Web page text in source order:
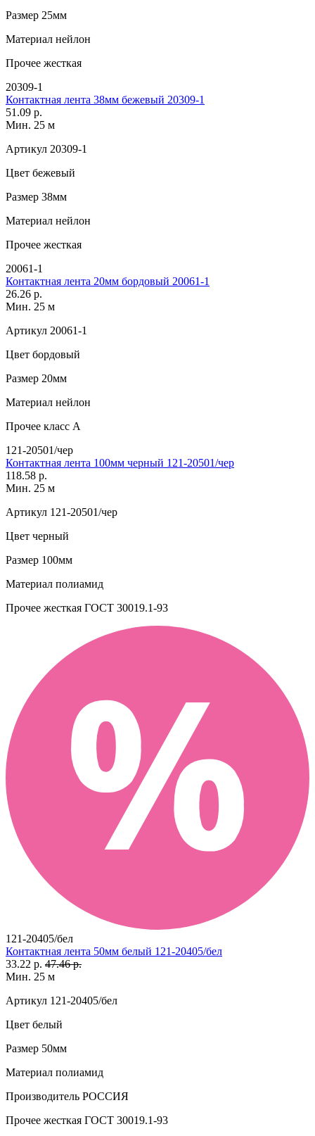
Размер 25мм
Материал нейлон
Прочее жесткая
20309-1
Контактная лента 38мм бежевый 20309-1
51.09 р.
Мин. 25 м
Артикул 20309-1
Цвет бежевый
Размер 38мм
Материал нейлон
Прочее жесткая
20061-1
Контактная лента 20мм бордовый 20061-1
26.26 р.
Мин. 25 м
Артикул 20061-1
Цвет бордовый
Размер 20мм
Материал нейлон
Прочее класс А
121-20501/чер
Контактная лента 100мм черный 121-20501/чер
118.58 р.
Мин. 25 м
Артикул 121-20501/чер
Цвет черный
Размер 100мм
Материал полиамид
Прочее жесткая ГОСТ 30019.1-93
121-20405/бел
Контактная лента 50мм белый 121-20405/бел
33.22 р. 47.46 р.
Мин. 25 м
Артикул 121-20405/бел
Цвет белый
Размер 50мм
Материал полиамид
Производитель РОССИЯ
Прочее жесткая ГОСТ 30019.1-93